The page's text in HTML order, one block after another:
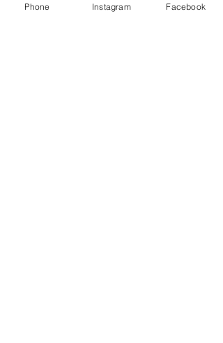
Phone Instagram Facebook